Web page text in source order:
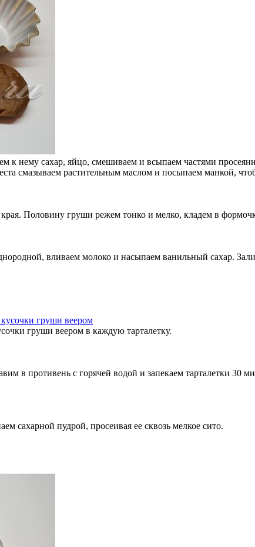
к нему сахар, яйцо, смешиваем и всыпаем частями
смазываем растительным маслом и посыпаем манкой,
Половину груши режем тонко и мелко, кладем в
вливаем молоко и насыпаем ванильный сахар.
груши веером в каждую тарталетку.
в противень с горячей водой и запекаем тарталетки 30
сахарной пудрой, просеивая ее сквозь мелкое сито.